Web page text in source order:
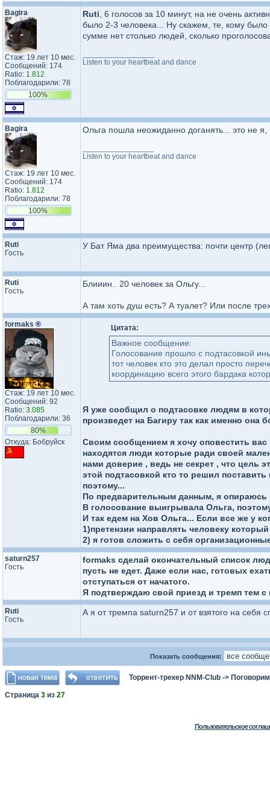
Bagira
Стаж: 19 лет 10 мес.
Сообщений: 174
Ratio: 1.812
Поблагодарили: 78
100%
Ruti , 6 голосов за 10 минут, на не очень
было 2-3 человека... Ну скажем, те, кому
сумме нет столько людей, сколько
Listen to your heartbeat and dance
Bagira
Стаж: 19 лет 10 мес.
Сообщений: 174
Ratio: 1.812
Поблагодарили: 78
100%
Ольга пошла неожиданно доганять... это не
Listen to your heartbeat and dance
Ruti
Гость
У Бат Яма два преимущества: почти центр
Ruti
Гость
Блииин.. 20 человек за Ольгу...
А там хоть душ есть? А туалет? Или после
formaks ®
Стаж: 19 лет 10 мес.
Сообщений: 92
Ratio: 3.085
Поблагодарили: 36
80%
Откуда: Бобруйск
Цитата:
Важное сообщение:
Голосование прошло с подтасовкой
тот человек кто это делал просто
координацию всего этого бардака
Я уже сообщил о подтасовке людям в
произведет на Багиру так как именно она
Своим сообщением я хочу оповестить вас
находятся люди которые ради своей
нами доверие , ведь не секрет , что цель
этой подтасовкой кто то решил
поэтому...
По предварительным данным, я
В голосование выигрывала Ольга,
И так едем на Хов Ольга... Если все же у
1)претензии направлять человеку
2) я готов сложить с себя
saturn257
Гость
formaks сделай окончательный список
пусть не едет. Даже если нас, готовых
отступаться от начатого.
Я подтверждаю свой приезд и тремп тем с
Ruti
Гость
А я от тремпа saturn257 и от взятого на себя
Показать сообщения:
Торрент-трекер NNM-Club -> Поговорим
Страница 3 из 27
Пользовательское